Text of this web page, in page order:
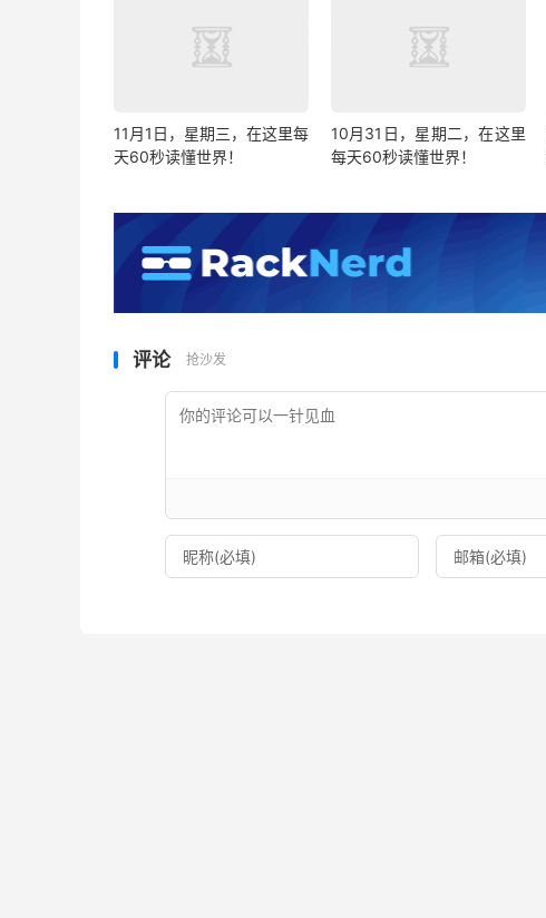
11月1日，星期三，在这里每
天60秒读懂世界！
10月31日，星期二，在这里
每天60秒读懂世界！
评论 抢沙发